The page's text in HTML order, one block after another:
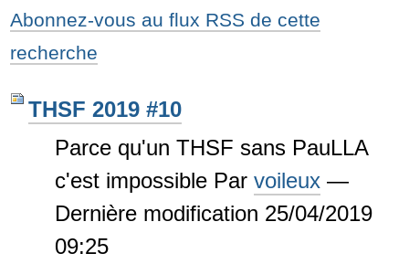
Abonnez-vous au flux RSS de cette
recherche
THSF 2019 #10
Parce qu'un THSF sans PauLLA
c'est impossible Par voileux —
Dernière modification 25/04/2019
09:25